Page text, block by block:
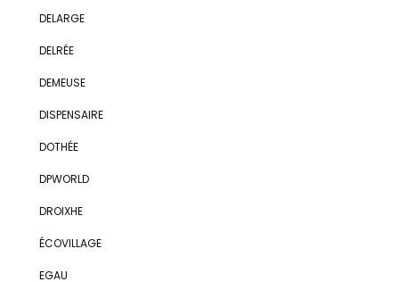
DELARGE
DELRÉE
DEMEUSE
DISPENSAIRE
DOTHÉE
DPWORLD
DROIXHE
ÉCOVILLAGE
EGAU